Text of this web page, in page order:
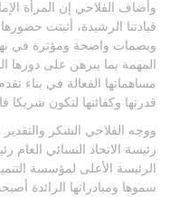
وأضاف الفلاحي إن المرأة
قيادتنا الرشيدة، أثبتت
وبصمات واضحة ومؤثرة في
المهمة بما يبرهن على دورها
مساهماتها الفعالة في بناء
قدرتها وكفائتها لتكون شريكا
ووجه الفلاحي الشكر
رئيسة الاتحاد النسائي العام
الرئيسة الأعلى لمؤسسة
سموها ومبادراتها الرائدة